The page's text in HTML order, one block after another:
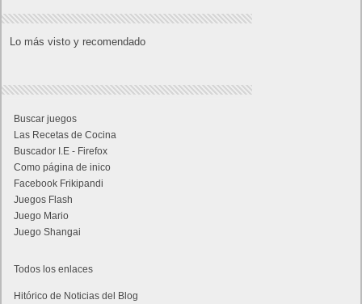
Lo más visto y recomendado
Buscar juegos
Las Recetas de Cocina
Buscador I.E - Firefox
Como página de inico
Facebook Frikipandi
Juegos Flash
Juego Mario
Juego Shangai
Todos los enlaces
Hitórico de Noticias del Blog